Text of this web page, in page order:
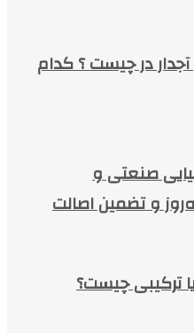
در چیست ؟ کدام
صنعتی و
و تضمین اصالت
ترکیبی چیست؟